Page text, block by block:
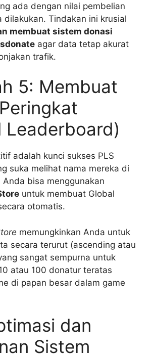
ada dengan nilai pembelian
dilakukan. Tindakan ini krusial
membuat sistem donasi
agar data tetap akurat
trafik.
5: Membuat
Leaderboard)
adalah kunci sukses PLS
suka melihat nama mereka di
bisa menggunakan
untuk membuat Global
otomatis.
memungkinkan Anda untuk
secara terurut (ascending atau
sangat sempurna untuk
atau 100 donatur teratas
di papan besar dalam game
dan
Sistem